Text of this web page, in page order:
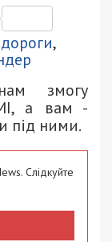
дороги,
змогу
а вам -
під ними.
Слідкуйте